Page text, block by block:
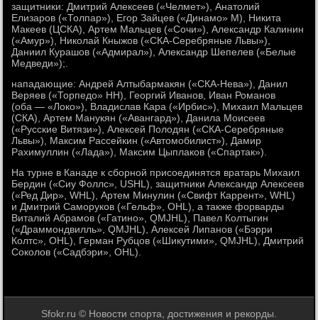
защитники: Дмитрий Алексеев («Челмет»), Анатолий
Елизаров («Толпар»), Егор Зайцев («Динамо» М), Никита
Макеев (ЦСКА), Артем Мальцев («Сочи»), Александр Калинин
(«Амур»), Николай Кныжов («СКА-Серебряные Львы»),
Даниил Курашов («Адмирал»), Александр Шепелев («Белые
Медведи»);.
нападающие: Андрей Алтыбармакян («СКА-Нева»), Данил
Веряев («Торпедо» НН), Георгий Иванов, Иван Романов
(оба — «Локо»), Владислав Кара («Ирбис»), Михаил Мальцев
(СКА), Артем Манукян («Авангард»), Данила Моисеев
(«Русские Витязи»), Алексей Полодян («СКА-Серебряные
Львы»), Максим Рассейкин («Автомобилист»), Дамир
Рахимуллин («Лада»), Максим Цыплаков («Спартак»).
На турне в Канаде к сборной присоединятся вратарь Михаил
Бердин («Сиу Фоллс», USHL), защитники Александр Алексеев
(«Ред Дир», WHL), Артем Минулин («Свифт Каррент», WHL)
и Дмитрий Саморуков («Гельф», OHL), а также форварды
Виталий Абрамов («Гатино», QMJHL), Павел Колтыгин
(«Драммондвилль», QMJHL), Алексей Липанов («Бэрри
Колтс», OHL), Герман Рубцов («Шикутими», QMJHL), Дмитрий
Соколов («Садбэри», OHL).
Sfokr.ru © Новости спорта, достижения и рекорды.